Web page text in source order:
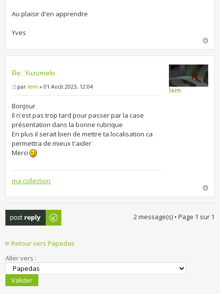
Au plaisir d'en apprendre
Yves
Re: Yuzumelo
parlem » 01 Août 2023, 12:04
Bonjour
Il n'est pas trop tard pour passer par la case
présentation dans la bonne rubrique
En plus il serait bien de mettre ta localisation ca
permettra de mieux t'aider
Merci
ma collection
lem
Publier une
réponse
2 message(s) • Page 1 sur 1
Retour vers Papedas
Aller vers :